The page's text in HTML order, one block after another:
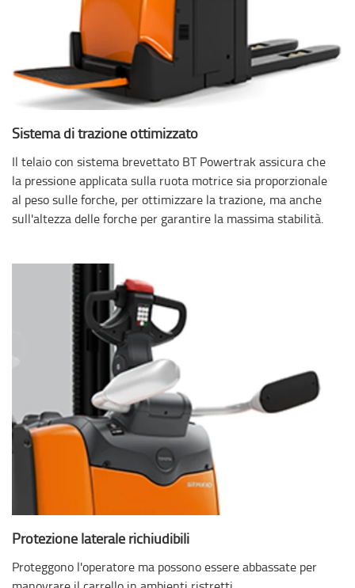
Sistema di trazione ottimizzato
Il telaio con sistema brevettato BT Powertrak assicura che
la pressione applicata sulla ruota motrice sia proporzionale
al peso sulle forche, per ottimizzare la trazione, ma anche
sull'altezza delle forche per garantire la massima stabilità.
Protezione laterale richiudibili
Proteggono l'operatore ma possono essere abbassate per